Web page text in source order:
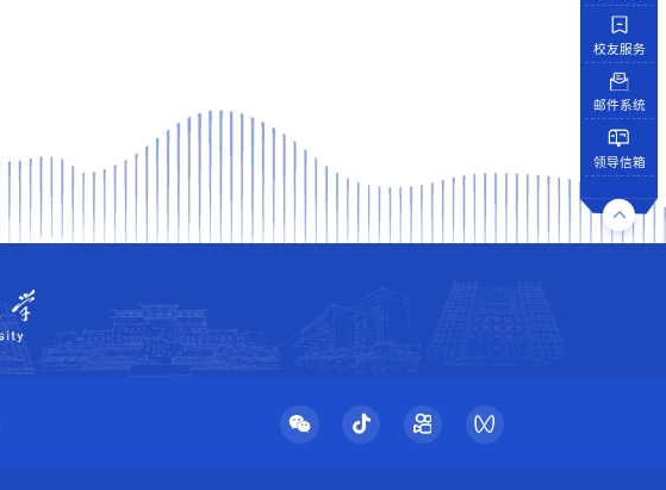
校友服务
邮件系统
领导信箱